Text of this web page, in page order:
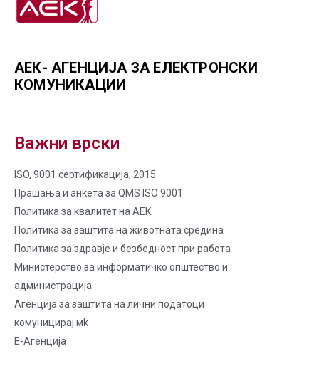
АЕК- АГЕНЦИЈА ЗА ЕЛЕКТРОНСКИ
КОМУНИКАЦИИ
Важни врски
ISO, 9001 сертификација; 2015
Прашања и анкета за QMS ISO 9001
Политика за квалитет на AЕК
Политика за заштита на животната средина
Политика за здравје и безбедност при работа
Министерство за информатичко општество и
администрација
Агенција за заштита на лични податоци
комуницирај.мk
Е-Агенција